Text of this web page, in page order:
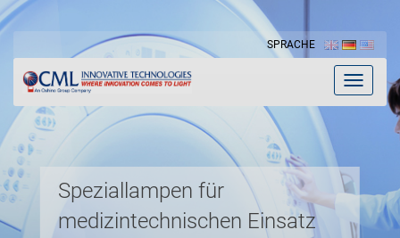
SPRACHE
Toggle
Speziallampen für
medizintechnischen Einsatz